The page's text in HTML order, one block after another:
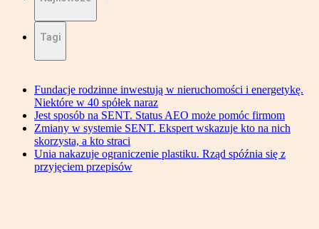
Tagi
Fundacje rodzinne inwestują w nieruchomości i energetykę.
Niektóre w 40 spółek naraz
Jest sposób na SENT. Status AEO może pomóc firmom
Zmiany w systemie SENT. Ekspert wskazuje kto na nich
skorzysta, a kto straci
Unia nakazuje ograniczenie plastiku. Rząd spóźnia się z
przyjęciem przepisów